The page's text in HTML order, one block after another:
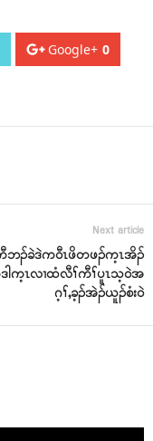
Google+ 0
Next article
ၣ်ခဲဒဲကဝီၤဖိတဖၣ်က့ၤအိၣ်
ါက့ၤလၢထံလီၢ်ကီၢ်ပူၤသ့ဝဲအ
ဂ့ၢ်,ခ့ၣ်အဲၣ်ယူၣ်စံးဝဲ